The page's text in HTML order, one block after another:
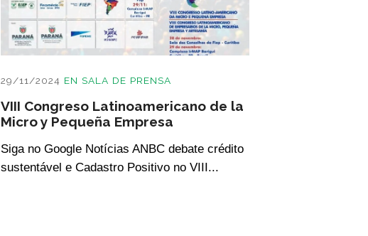
29/11/2024 EN SALA DE PRENSA
VIII Congreso Latinoamericano de la
Micro y Pequeña Empresa
Siga no Google Notícias ANBC debate crédito
sustentável e Cadastro Positivo no VIII...